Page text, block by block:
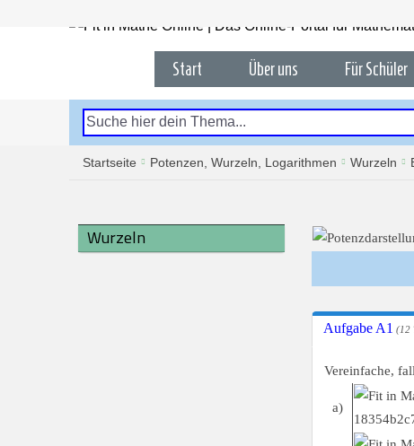
Start Über uns Für Schüler
Startseite Potenzen, Wurzeln, Logarithmen Wurzeln
Wurzeln
Aufgabe A1 (12
Vereinfache,
a)